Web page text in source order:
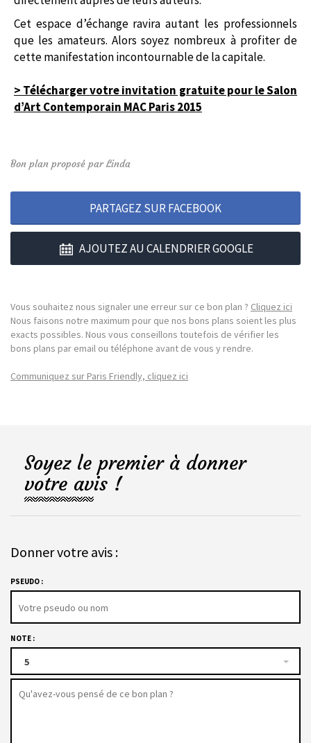
Cet espace d’échange ravira autant les professionnels
que les amateurs. Alors soyez nombreux à profiter de
cette manifestation incontournable de la capitale.
> Télécharger votre invitation gratuite pour le Salon
d’Art Contemporain MAC Paris 2015
Bon plan proposé par Linda
PARTAGEZ SUR FACEBOOK
AJOUTEZ AU CALENDRIER GOOGLE
Vous souhaitez nous signaler une erreur sur ce bon plan ? Cliquez ici
Nous faisons notre maximum pour que nos bons plans soient les plus
exacts possibles. Nous vous conseillons toutefois de vérifier les
bons plans par email ou téléphone avant de vous y rendre.
Communiquez sur Paris Friendly, cliquez ici
Soyez le premier à donner
votre avis !
Donner votre avis :
PSEUDO :
NOTE :
5